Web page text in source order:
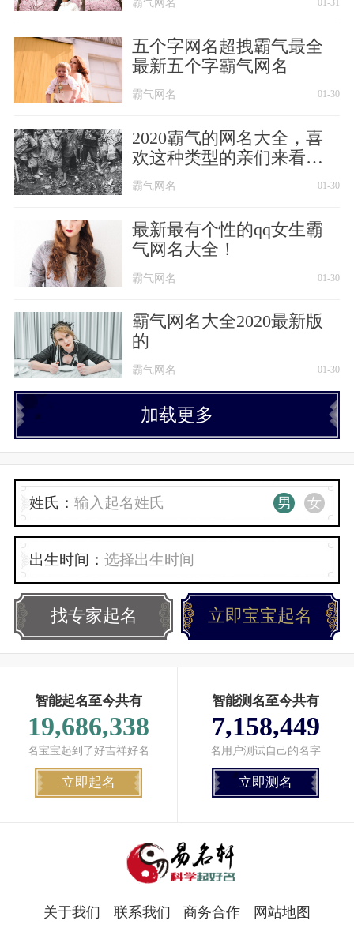
01-31
五个字网名超拽霸气最全
最新五个字霸气网名
霸气网名 01-30
2020霸气的网名大全，喜
欢这种类型的亲们来看看
吧！
霸气网名 01-30
最新最有个性的qq女生霸
气网名大全！
霸气网名 01-30
霸气网名大全2020最新版
的
霸气网名 01-30
加载更多
姓氏： 男 女
出生时间：
找专家起名 立即宝宝起名
智能起名至今共有
19,686,338
名宝宝起到了好吉祥好名
立即起名
智能测名至今共有
7,158,449
名用户测试自己的名字
立即测名
关于我们 联系我们 商务合作 网站地图